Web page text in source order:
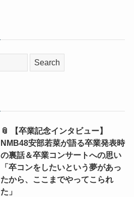
📎 【卒業記念インタビュー】
NMB48安部若菜が語る卒業発表時
の裏話＆卒業コンサートへの思い
「卒コンをしたいという夢があっ
たから、ここまでやってこられ
た」